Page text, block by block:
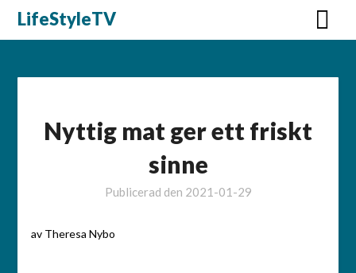
HoppaLifeStyleTV
Nyttig mat ger ett friskt
sinne
Publicerad den 2021-01-29
av Theresa Nybo